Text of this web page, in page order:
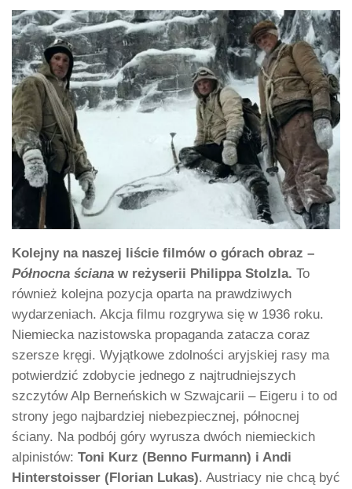
Kolejny na naszej liście filmów o górach obraz –
Północna ściana w reżyserii Philippa Stolzla. To
również kolejna pozycja oparta na prawdziwych
wydarzeniach. Akcja filmu rozgrywa się w 1936 roku.
Niemiecka nazistowska propaganda zatacza coraz
szersze kręgi. Wyjątkowe zdolności aryjskiej rasy ma
potwierdzić zdobycie jednego z najtrudniejszych
szczytów Alp Berneńskich w Szwajcarii – Eigeru i to od
strony jego najbardziej niebezpiecznej, północnej
ściany. Na podbój góry wyrusza dwóch niemieckich
alpinistów: Toni Kurz (Benno Furmann) i Andi
Hinterstoisser (Florian Lukas). Austriacy nie chcą być